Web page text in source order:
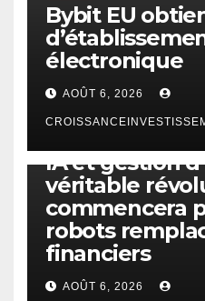
Bybit EU
électronique
AOÛT 6, 2026
IA et gestion
véritable
commencera
robots
financiers
AOÛT 6, 2026